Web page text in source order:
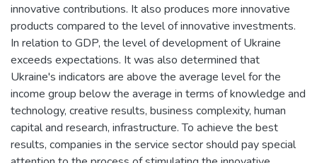
innovative contributions. It also produces more innovative
products compared to the level of innovative investments.
In relation to GDP, the level of development of Ukraine
exceeds expectations. It was also determined that
Ukraine's indicators are above the average level for the
income group below the average in terms of knowledge and
technology, creative results, business complexity, human
capital and research, infrastructure. To achieve the best
results, companies in the service sector should pay special